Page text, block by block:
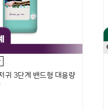
귀 3단계 밴드형 대용량